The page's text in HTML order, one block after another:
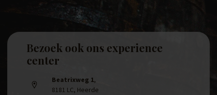
Bezoek ook ons experience
center
Beatrixweg 1,
8181 LC, Heerde